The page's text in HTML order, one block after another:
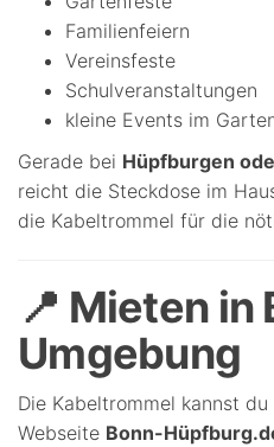
Familienfeiern
Vereinsfeste
Schulveranstaltungen
kleine Events im
Gerade bei Hüpfburgen
reicht die Steckdose im
die Kabeltrommel für die
📍 Mieten in
Umgebung
Die Kabeltrommel kannst
Webseite Bonn-